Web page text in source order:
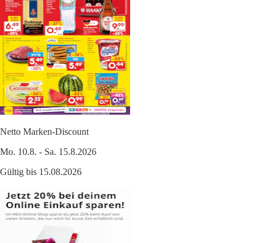
Netto Marken-Discount
Mo. 10.8. - Sa. 15.8.2026
Gültig bis 15.08.2026